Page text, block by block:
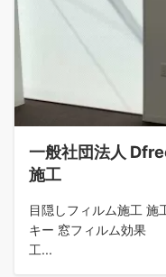
一般社団法人
施工
目隠しフィルム施工
キー 窓フィルム効果
工...